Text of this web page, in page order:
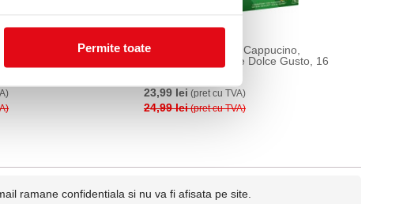
Permite toate
Machiato,
Cafea capsule Irish Cappucino,
compatibile Nescafe Dolce Gusto, 16
capsule, 5 to go
23,99 lei (pret cu TVA)
24,99 lei(pret cu TVA)
ramane confidentiala si nu va fi afisata pe site.